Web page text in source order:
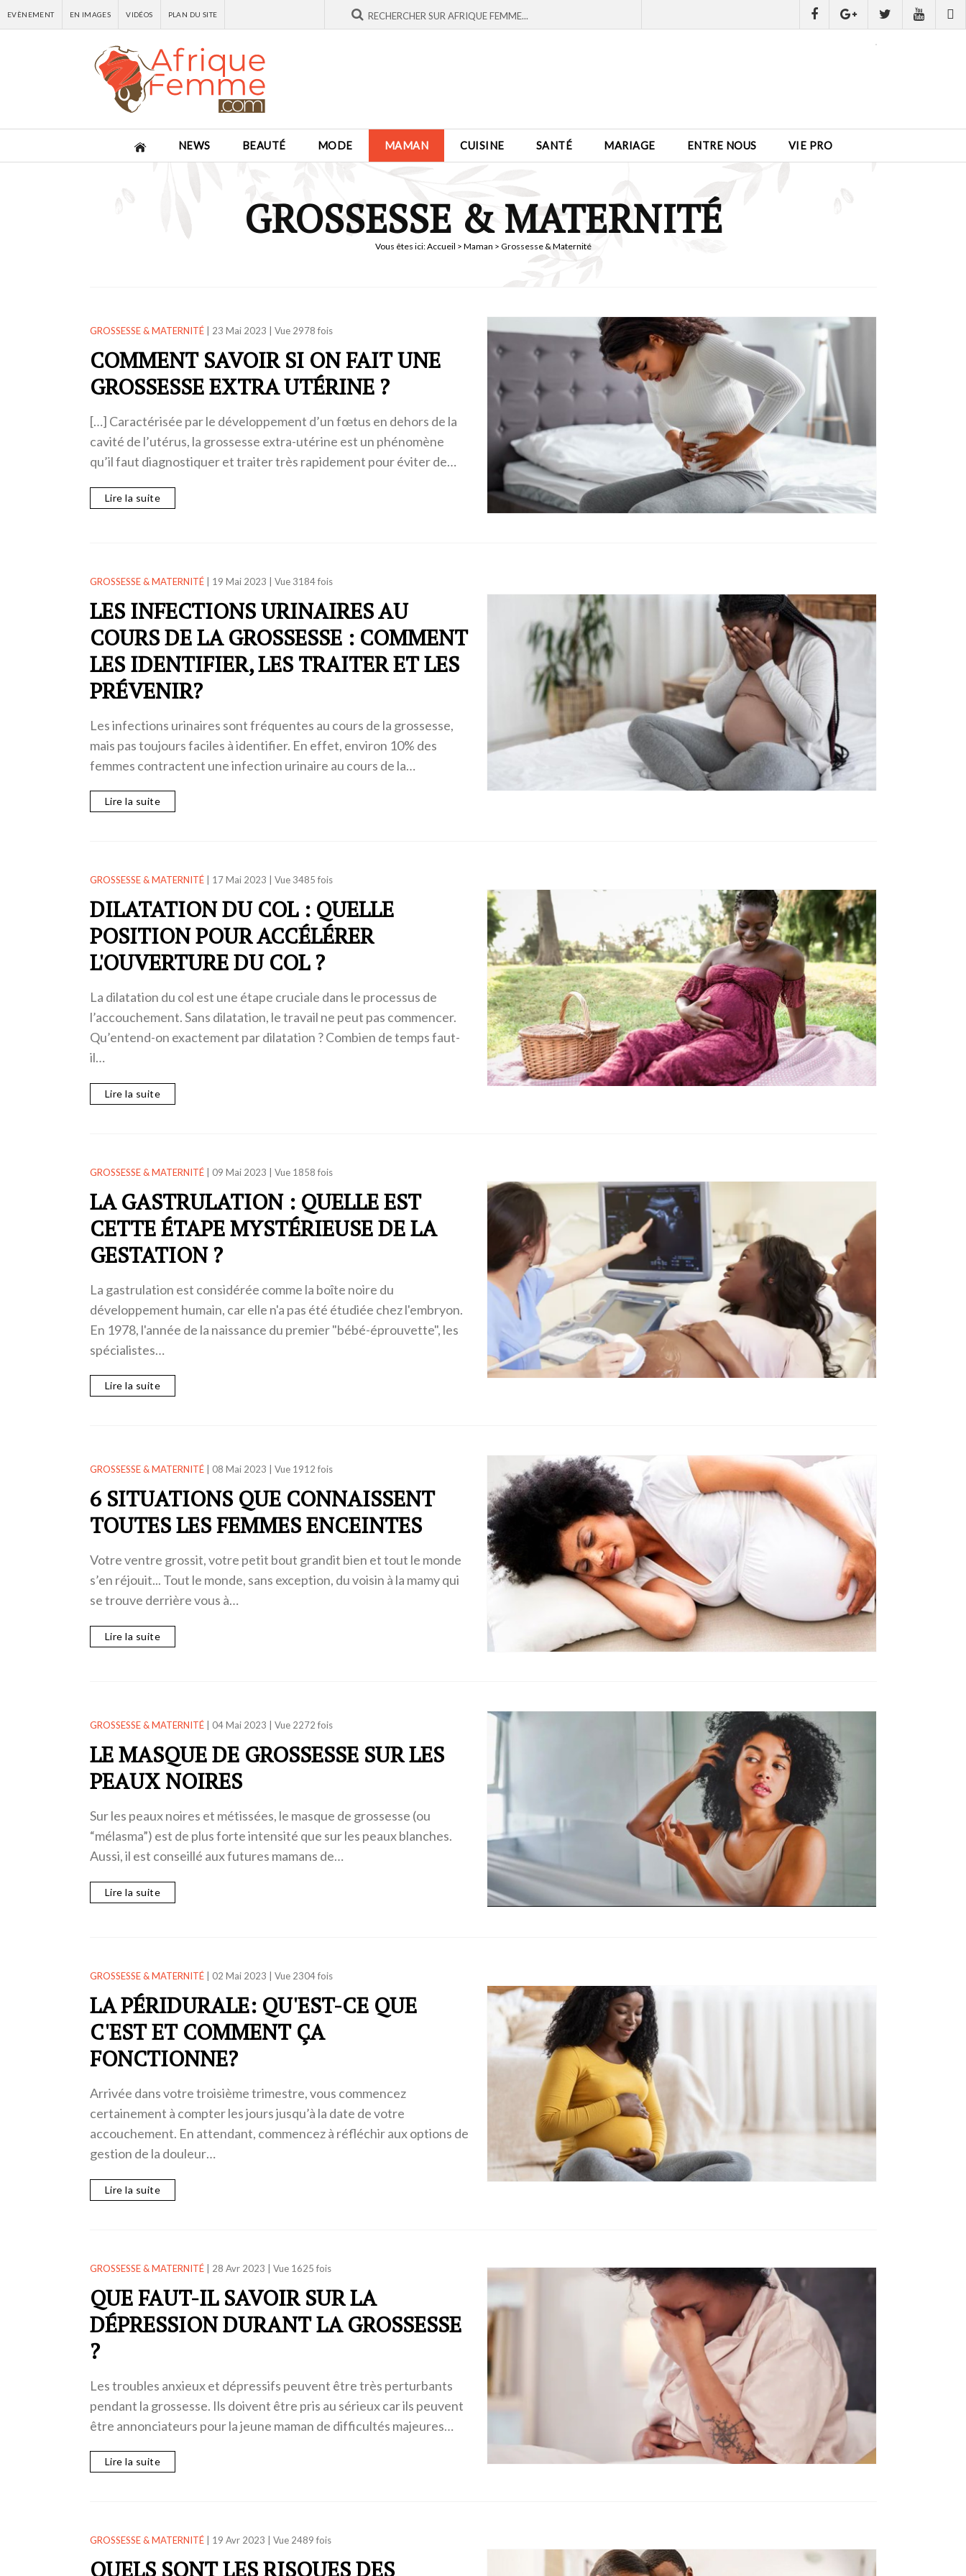
EVÈNEMENT EN IMAGES VIDÉOS PLAN DU SITE
NEWS BEAUTÉ MODE MAMAN CUISINE SANTÉ MARIAGE ENTRE NOUS VIE PRO
GROSSESSE & MATERNITÉ
Vous êtes ici:Accueil > Maman > Grossesse & Maternité
GROSSESSE & MATERNITÉ| 23 Mai 2023 Vue 2978 fois
COMMENT SAVOIR SI ON FAIT UNE
GROSSESSE EXTRA UTÉRINE ?
[…] Caractérisée par le développement d’un fœtus en dehors de la
cavité de l’utérus, la grossesse extra-utérine est un phénomène
qu’il faut diagnostiquer et traiter très rapidement pour éviter de…
Lire la suite
GROSSESSE & MATERNITÉ| 19 Mai 2023 Vue 3184 fois
LES INFECTIONS URINAIRES AU
COURS DE LA GROSSESSE : COMMENT
LES IDENTIFIER, LES TRAITER ET LES
PRÉVENIR?
Les infections urinaires sont fréquentes au cours de la grossesse,
mais pas toujours faciles à identifier. En effet, environ 10% des
femmes contractent une infection urinaire au cours de la…
Lire la suite
GROSSESSE & MATERNITÉ| 17 Mai 2023 Vue 3485 fois
DILATATION DU COL : QUELLE
POSITION POUR ACCÉLÉRER
L'OUVERTURE DU COL ?
La dilatation du col est une étape cruciale dans le processus de
l’accouchement. Sans dilatation, le travail ne peut pas commencer.
Qu’entend-on exactement par dilatation ? Combien de temps faut-
il…
Lire la suite
GROSSESSE & MATERNITÉ| 09 Mai 2023 Vue 1858 fois
LA GASTRULATION : QUELLE EST
CETTE ÉTAPE MYSTÉRIEUSE DE LA
GESTATION ?
La gastrulation est considérée comme la boîte noire du
développement humain, car elle n'a pas été étudiée chez l'embryon.
En 1978, l'année de la naissance du premier "bébé-éprouvette", les
spécialistes…
Lire la suite
GROSSESSE & MATERNITÉ| 08 Mai 2023 Vue 1912 fois
6 SITUATIONS QUE CONNAISSENT
TOUTES LES FEMMES ENCEINTES
Votre ventre grossit, votre petit bout grandit bien et tout le monde
s’en réjouit... Tout le monde, sans exception, du voisin à la mamy qui
se trouve derrière vous à…
Lire la suite
GROSSESSE & MATERNITÉ| 04 Mai 2023 Vue 2272 fois
LE MASQUE DE GROSSESSE SUR LES
PEAUX NOIRES
Sur les peaux noires et métissées, le masque de grossesse (ou
“mélasma”) est de plus forte intensité que sur les peaux blanches.
Aussi, il est conseillé aux futures mamans de…
Lire la suite
GROSSESSE & MATERNITÉ| 02 Mai 2023 Vue 2304 fois
LA PÉRIDURALE: QU'EST-CE QUE
C'EST ET COMMENT ÇA
FONCTIONNE?
Arrivée dans votre troisième trimestre, vous commencez
certainement à compter les jours jusqu’à la date de votre
accouchement. En attendant, commencez à réfléchir aux options de
gestion de la douleur…
Lire la suite
GROSSESSE & MATERNITÉ| 28 Avr 2023 | Vue 1625 fois
QUE FAUT-IL SAVOIR SUR LA
DÉPRESSION DURANT LA GROSSESSE
?
Les troubles anxieux et dépressifs peuvent être très perturbants
pendant la grossesse. Ils doivent être pris au sérieux car ils peuvent
être annonciateurs pour la jeune maman de difficultés majeures…
Lire la suite
GROSSESSE & MATERNITÉ| 19 Avr 2023 Vue 2489 fois
QUELS SONT LES RISQUES DES